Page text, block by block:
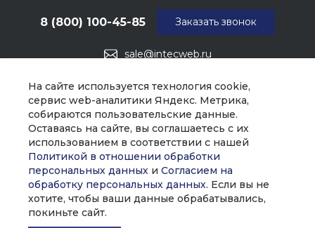
На сайте используется технология cookie,
сервис web-аналитики Яндекс. Метрика,
собираются пользовательские данные.
Оставаясь на сайте, вы соглашаетесь с их
использованием в соответствии с нашей
Политикой в отношении обработки
персональных данных и Согласием на
обработку персональных данных. Если вы не
хотите, чтобы ваши данные обрабатывались,
покиньте сайт.
sale@intecweb.ru
8 (800) 100-45-85
г. Москва, ул. Люсиновская, д. 39
Заказать звонок